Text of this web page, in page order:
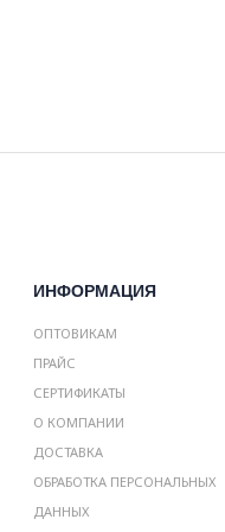
ИНФОРМАЦИЯ
ОПТОВИКАМ
ПРАЙС
СЕРТИФИКАТЫ
О КОМПАНИИ
ДОСТАВКА
ОБРАБОТКА ПЕРСОНАЛЬНЫХ
ДАННЫХ